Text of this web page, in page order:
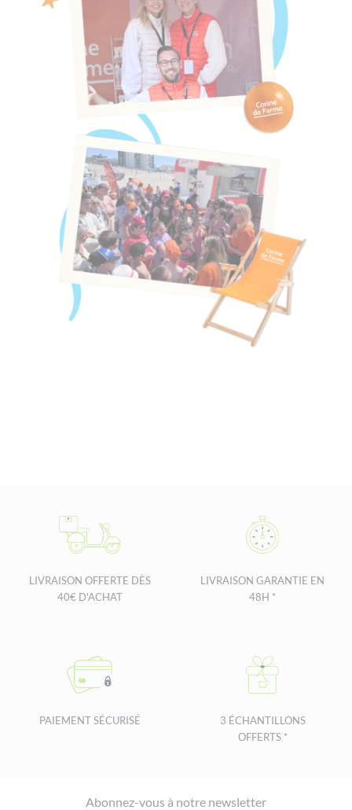
LIVRAISON OFFERTE DÈS
40€ D'ACHAT
LIVRAISON GARANTIE EN
48H *
PAIEMENT SÉCURISÉ
3 ÉCHANTILLONS
OFFERTS *
Abonnez-vous à notre newsletter